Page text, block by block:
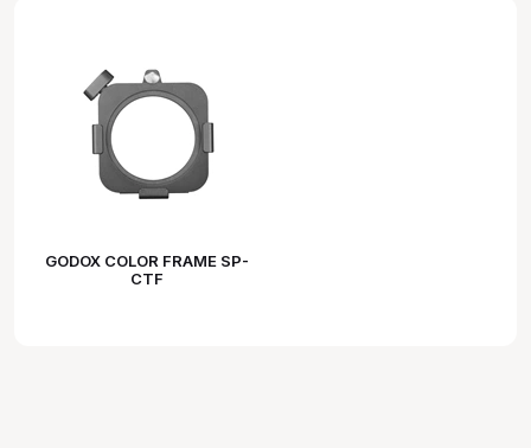
GODOX COLOR FRAME SP-
CTF